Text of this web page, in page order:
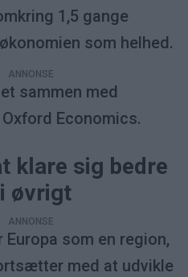
1,5 gange
som helhed.
sammen med
Economics.
klare sig bedre
øvrigt
som en region,
med at udvikle